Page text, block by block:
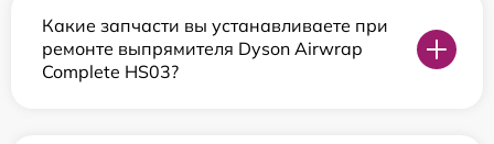
Какие запчасти вы устанавливаете при
ремонте выпрямителя Dyson Airwrap
Complete HS03?